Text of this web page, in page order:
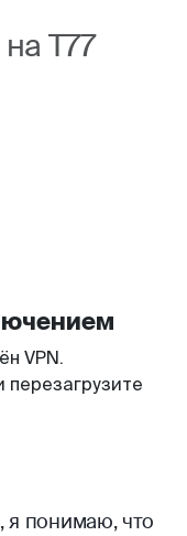
T77
я понимаю, что